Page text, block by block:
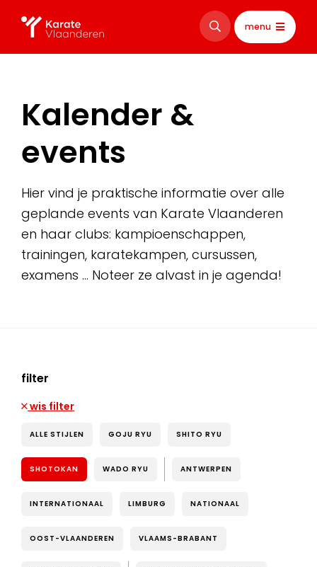
menu
Kalender &
events
Hier vind je praktische informatie over alle
geplande events van Karate Vlaanderen
en haar clubs: kampioenschappen,
trainingen, karatekampen, cursussen,
examens … Noteer ze alvast in je agenda!
filter
wis filter
ALLE STIJLEN GOJU RYU SHITO RYU
SHOTOKAN WADO RYU ANTWERPEN
INTERNATIONAAL LIMBURG NATIONAAL
OOST-VLAANDEREN VLAAMS-BRABANT